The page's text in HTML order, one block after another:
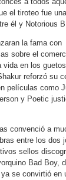
el tiroteo fue
él y Notorious
la fama con
sobre el
vida en los
reforzó su
películas como
y Poetic
convenció a
entre los dos
sellos
Bad Boy,
ya se convirtió en